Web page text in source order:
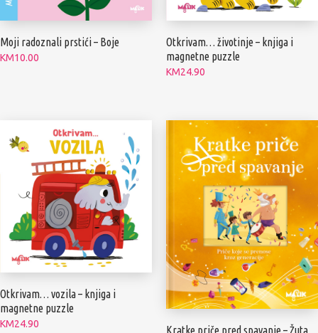
Moji radoznali prstići – Boje
KM10.00
Otkrivam… životinje – knjiga i
magnetne puzzle
KM24.90
Otkrivam… vozila – knjiga i
magnetne puzzle
KM24.90